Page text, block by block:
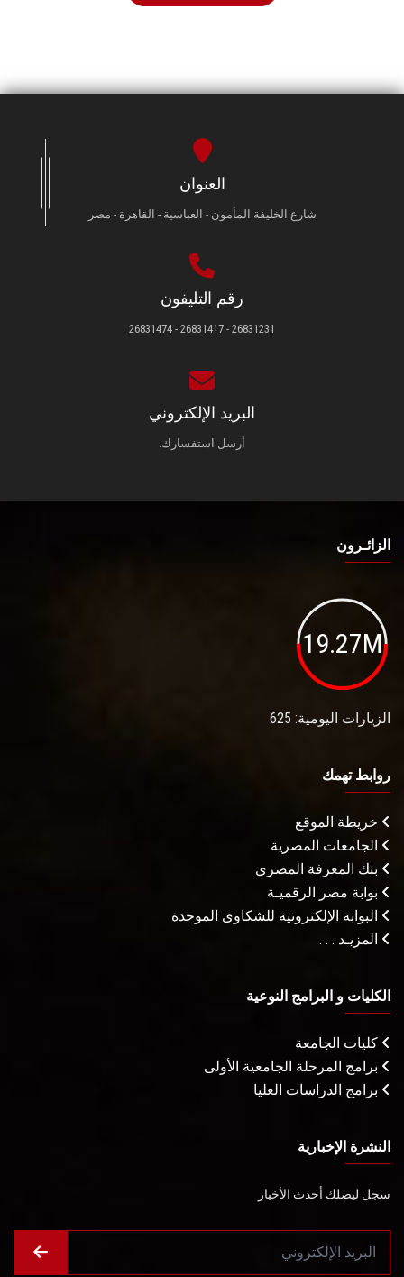
العنوان
شارع الخليفة المأمون - العباسية - القاهرة - مصر
رقم التليفون
26831231 - 26831417 - 26831474
البريد الإلكتروني
أرسل استفسارك.
الزائـرون
19.27M
الزيارات اليومية: 625
روابط تهمك
خريطة الموقع
الجامعات المصرية
بنك المعرفة المصري
بوابة مصر الرقميـة
البوابة الإلكترونية للشكاوى الموحدة
المزيـد . . .
الكليات و البرامج النوعية
كليات الجامعة
برامج المرحلة الجامعية الأولى
برامج الدراسات العليا
النشرة الإخبارية
سجل ليصلك أحدث الأخبار